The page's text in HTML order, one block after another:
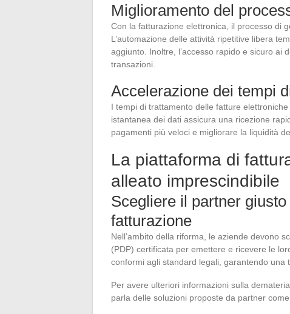
Miglioramento del
Con la fatturazione elettronica, il processo di
L’automazione delle attività ripetitive libera
aggiunto. Inoltre, l’accesso rapido e sicuro ai
transazioni.
Accelerazione dei tempi
I tempi di trattamento delle fatture
istantanea dei dati assicura una ricezione
pagamenti più veloci e migliorare la liquidità
La piattaforma di
alleato imprescindibile
Scegliere il partner
fatturazione
Nell’ambito della riforma, le aziende devono
(PDP) certificata per emettere e ricevere le
conformi agli standard legali, garantendo una
Per avere ulteriori informazioni sulla
parla delle soluzioni proposte da partner come